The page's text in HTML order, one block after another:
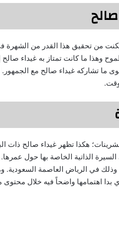
من تحقيق هذا القدر من الشهرة
وهذا ما كانت تمتاز به غيداء
ما تشاركه غيداء صالح مع
هكذا تظهر غيداء صالح ذات
الذاتية الخاصة بها حول
كونها من مواليد العام 1991 ميلادي وذلك في الرياض
اهتمامها واضحاً فيه خلال